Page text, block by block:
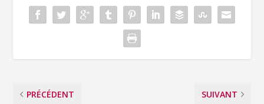
PRÉCÉDENT SUIVANT